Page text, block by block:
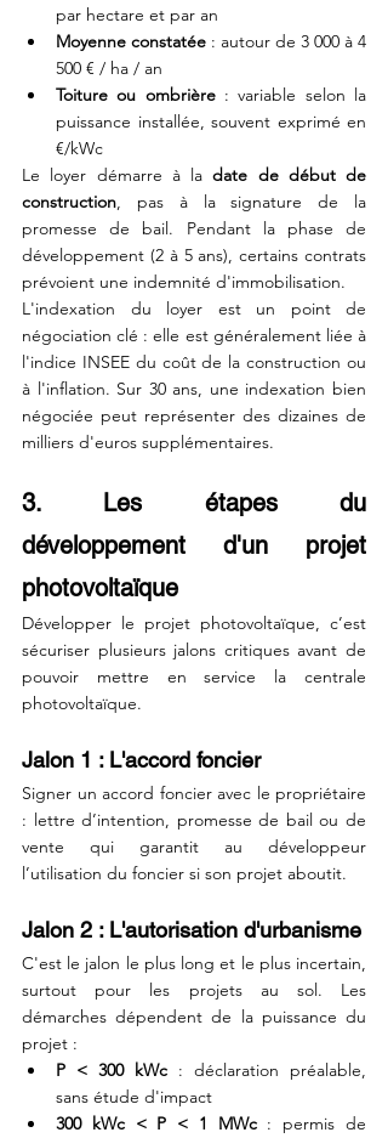
par hectare et par an
Moyenne constatée : autour de 3 000 à 4
500 € / ha / an
Toiture ou ombrière : variable selon la
puissance installée, souvent exprimé en
€/kWc
Le loyer démarre à la date de début de
construction, pas à la signature de la
promesse de bail. Pendant la phase de
développement (2 à 5 ans), certains contrats
prévoient une indemnité d'immobilisation.
L'indexation du loyer est un point de
négociation clé : elle est généralement liée à
l'indice INSEE du coût de la construction ou
à l'inflation. Sur 30 ans, une indexation bien
négociée peut représenter des dizaines de
milliers d'euros supplémentaires.
3. Les étapes du
développement d'un projet
photovoltaïque
Développer le projet photovoltaïque, c’est
sécuriser plusieurs jalons critiques avant de
pouvoir mettre en service la centrale
photovoltaïque.
Jalon 1 : L'accord foncier
Signer un accord foncier avec le propriétaire
: lettre d’intention, promesse de bail ou de
vente qui garantit au développeur
l’utilisation du foncier si son projet aboutit.
Jalon 2 : L'autorisation d'urbanisme
C'est le jalon le plus long et le plus incertain,
surtout pour les projets au sol. Les
démarches dépendent de la puissance du
projet :
P < 300 kWc : déclaration préalable,
sans étude d'impact
300 kWc < P < 1 MWc : permis de